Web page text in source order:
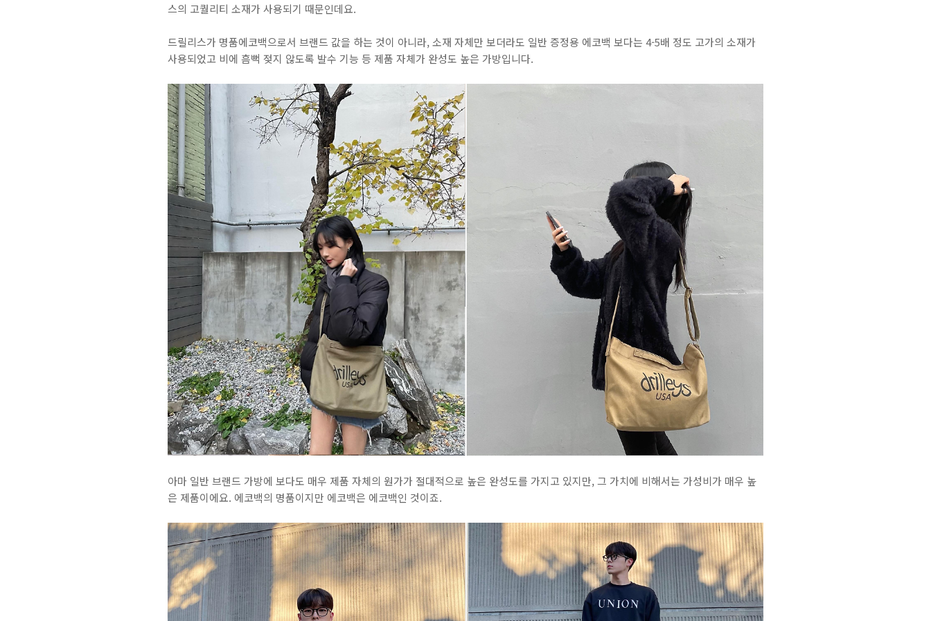
스의 고퀄리티 소재가 사용되기 때문인데요.
드릴리스가 명품에코백으로서 브랜드 값을 하는 것이 아니라, 소재 자체만 보더라도 일반 증정용 에코백 보다는 4-5배 정도 고가의 소재가
사용되었고 비에 흠뻑 젖지 않도록 발수 기능 등 제품 자체가 완성도 높은 가방입니다.
아마 일반 브랜드 가방에 보다도 매우 제품 자체의 원가가 절대적으로 높은 완성도를 가지고 있지만, 그 가치에 비해서는 가성비가 매우 높
은 제품이에요. 에코백의 명품이지만 에코백은 에코백인 것이죠.